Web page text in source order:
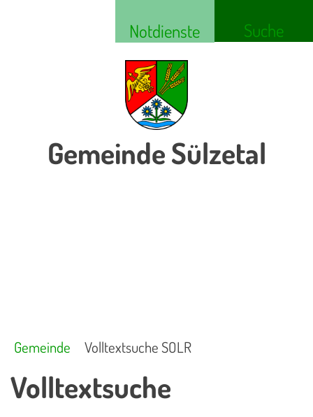
Notdienste Suche
Gemeinde Sülzetal
Gemeinde Volltextsuche SOLR
Volltextsuche